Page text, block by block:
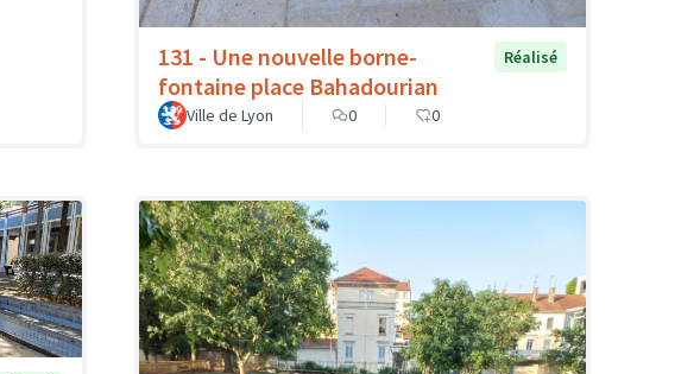
131 - Une nouvelle borne-
fontaine place Bahadourian
Réalisé
Ville de Lyon 0 0